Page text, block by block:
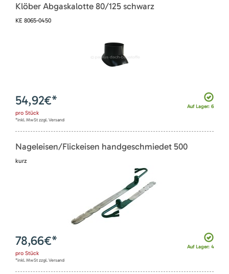
Klöber Abgaskalotte 80/125 schwarz
KE 8065-0450
Auf Lager: 6
54,92€*
pro Stück
*inkl. MwSt zzgl. Versand
Nageleisen/Flickeisen handgeschmiedet 500
kurz
Auf Lager: 4
78,66€*
pro Stück
*inkl. MwSt zzgl. Versand